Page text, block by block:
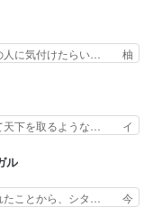
カス… 伊万里ちゃんの
が… 第４話をｄアニメ
…
分が未来から… の活
よその流れだ… キュア
。プリキュ… キュアエ
できない… キュアエク
バカおもろいやん
しかも実質的にエク
人に気付けたらい… 柚
、理想の天国… 玲夜さ
世に数多い… 玲夜のお
に驚きを… 主人公自分
しまた… ヨミツガと
の… ユキノさんから玲
… あやかしの頂点に立
天下を取るような… イ
外の引きシン… これっ
の物語"… デラさんの
、正直… 左さんと刀持
のじ… 何処も彼処も言
ル
たことから、シタ… 今